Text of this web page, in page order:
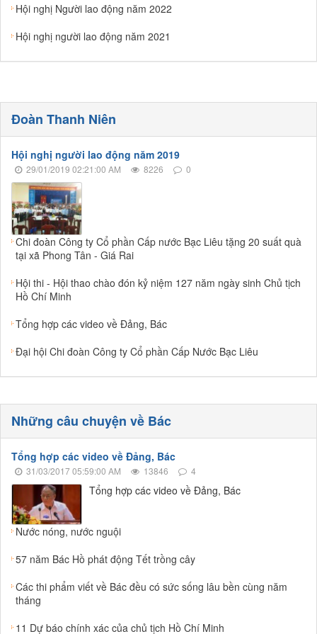
Hội nghị Người lao động năm 2022
Hội nghị người lao động năm 2021
Đoàn Thanh Niên
Hội nghị người lao động năm 2019
29/01/2019 02:21:00 AM 8226 0
Chi đoàn Công ty Cổ phần Cấp nước Bạc Liêu tặng 20 suất quà
tại xã Phong Tân - Giá Rai
Hội thi - Hội thao chào đón kỷ niệm 127 năm ngày sinh Chủ tịch
Hồ Chí Minh
Tổng hợp các video về Đảng, Bác
Đại hội Chi đoàn Công ty Cổ phần Cấp Nước Bạc Liêu
Những câu chuyện về Bác
Tổng hợp các video về Đảng, Bác
31/03/2017 05:59:00 AM 13846 4
Tổng hợp các video về Đảng, Bác
Nước nóng, nước nguội
57 năm Bác Hồ phát động Tết trồng cây
Các thi phẩm viết về Bác đều có sức sống lâu bền cùng năm
tháng
11 Dự báo chính xác của chủ tịch Hồ Chí Minh